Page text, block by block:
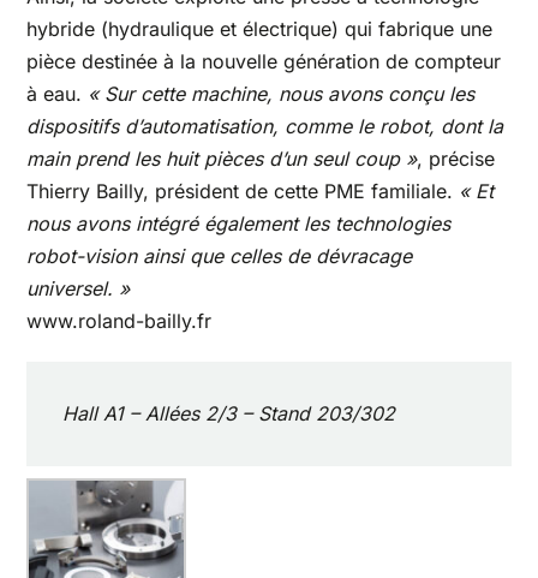
hybride (hydraulique et électrique) qui fabrique une
pièce destinée à la nouvelle génération de compteur
à eau. « Sur cette machine, nous avons conçu les
dispositifs d’automatisation, comme le robot, dont la
main prend les huit pièces d’un seul coup », précise
Thierry Bailly, président de cette PME familiale. « Et
nous avons intégré également les technologies
robot-vision ainsi que celles de dévracage
universel. »
www.roland-bailly.fr
Hall A1 – Allées 2/3 – Stand 203/302